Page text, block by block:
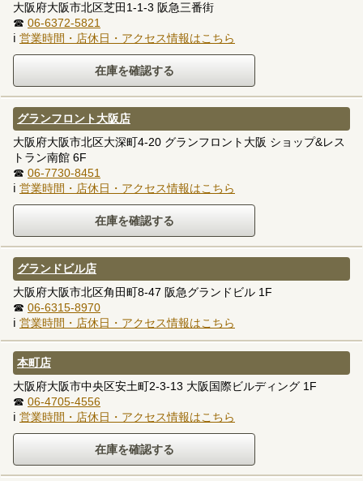
大阪府大阪市北区芝田1-1-3 阪急三番街
☎ 06-6372-5821
ℹ 営業時間・店休日・アクセス情報はこちら
グランフロント大阪店
大阪府大阪市北区大深町4-20 グランフロント大阪 ショップ&レス
トラン南館 6F
☎ 06-7730-8451
ℹ 営業時間・店休日・アクセス情報はこちら
グランドビル店
大阪府大阪市北区角田町8-47 阪急グランドビル 1F
☎ 06-6315-8970
ℹ 営業時間・店休日・アクセス情報はこちら
本町店
大阪府大阪市中央区安土町2-3-13 大阪国際ビルディング 1F
☎ 06-4705-4556
ℹ 営業時間・店休日・アクセス情報はこちら